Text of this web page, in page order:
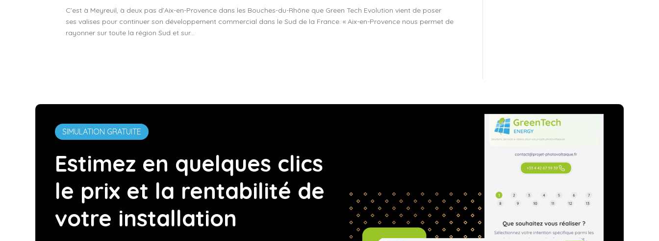
C’est à Meyreuil, à deux pas d’Aix-en-Provence dans les Bouches-du-Rhône que Green Tech Evolution vient de poser
ses valises pour continuer son développement commercial dans le Sud de la France. « Aix-en-Provence nous permet de
rayonner sur toute la région Sud et sur...
SIMULATION GRATUITE
Estimez en quelques clics
le prix et la rentabilité de
votre installation